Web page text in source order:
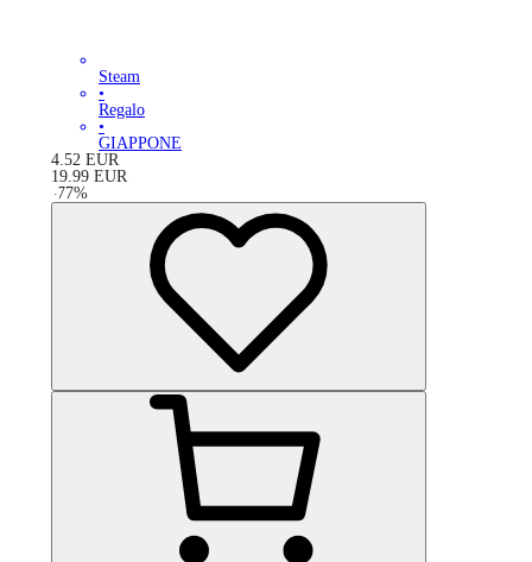
Steam
•
Regalo
•
GIAPPONE
4.52 EUR
19.99 EUR
-77%